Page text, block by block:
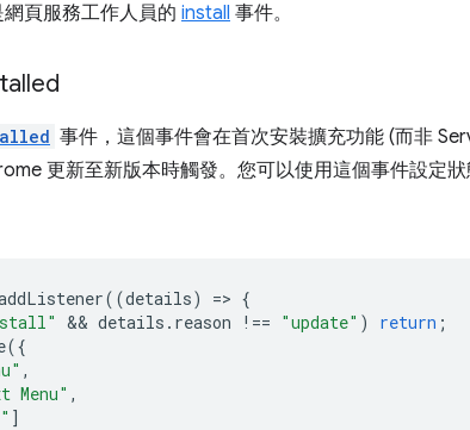
頁服務工作人員的 install 事件。
事件，這個事件會在首次安裝擴充功能 (而非
更新至新版本時觸發。您可以使用這個事件設定
((details) => {
&& details . reason !== "update" ) return ;
({
,
Menu" ,
]